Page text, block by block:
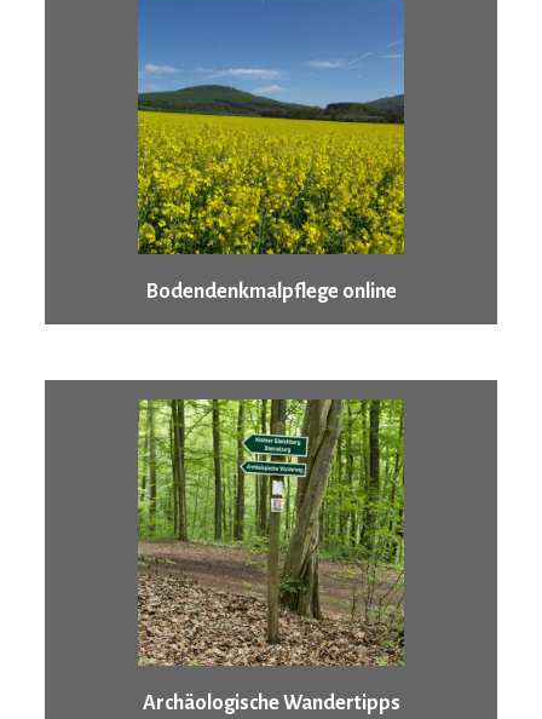
Bodendenkmalpflege online
Archäologische Wandertipps